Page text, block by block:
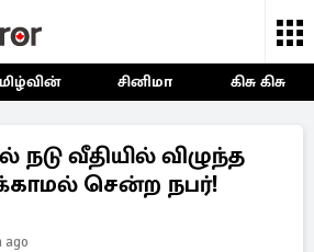
சினிமா கிசு கிசு
வீதியில் விழுந்த
சென்ற நபர்!
ago